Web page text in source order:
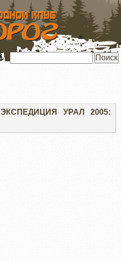
ЭКСПЕДИЦИЯ УРАЛ 2005: